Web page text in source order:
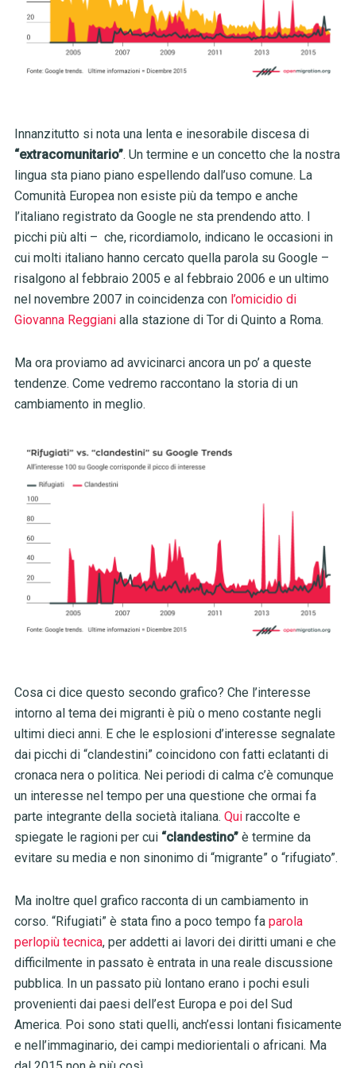
Innanzitutto si nota una lenta e inesorabile discesa di
“extracomunitario”. Un termine e un concetto che la nostra
lingua sta piano piano espellendo dall’uso comune. La
Comunità Europea non esiste più da tempo e anche
l’italiano registrato da Google ne sta prendendo atto. I
picchi più alti – che, ricordiamolo, indicano le occasioni in
cui molti italiano hanno cercato quella parola su Google –
risalgono al febbraio 2005 e al febbraio 2006 e un ultimo
nel novembre 2007 in coincidenza con l’omicidio di
Giovanna Reggianialla stazione di Tor di Quinto a Roma.
Ma ora proviamo ad avvicinarci ancora un po’ a queste
tendenze. Come vedremo raccontano la storia di un
cambiamento in meglio.
Cosa ci dice questo secondo grafico? Che l’interesse
intorno al tema dei migranti è più o meno costante negli
ultimi dieci anni. E che le esplosioni d’interesse segnalate
dai picchi di “clandestini” coincidono con fatti eclatanti di
cronaca nera o politica. Nei periodi di calma c’è comunque
un interesse nel tempo per una questione che ormai fa
parte integrante della società italiana. Quiraccolte e
spiegate le ragioni per cui “clandestino”è termine da
evitare su media e non sinonimo di “migrante” o “rifugiato”.
Ma inoltre quel grafico racconta di un cambiamento in
corso. “Rifugiati” è stata fino a poco tempo fa parola
perlopiù tecnica, per addetti ai lavori dei diritti umani e che
difficilmente in passato è entrata in una reale discussione
pubblica. In un passato più lontano erano i pochi esuli
provenienti dai paesi dell’est Europa e poi del Sud
America. Poi sono stati quelli, anch’essi lontani fisicamente
e nell’immaginario, dei campi mediorientali o africani. Ma